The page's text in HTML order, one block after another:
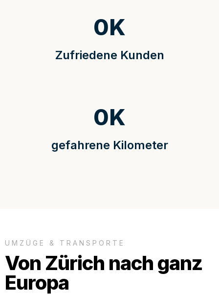
Zufriedene Kunden
0K
gefahrene Kilometer
0K
UMZÜGE & TRANSPORTE
Von Zürich nach ganz
Europa